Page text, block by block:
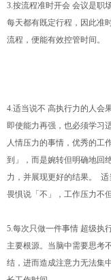
3.按流程准时开会 会议是职
每天都有既定行程，因此准
流程，便能有效控管时间。
4.适当说不 高执行力的人会
即使能力再强，也必须学习
人情压力的事情，优秀的工
到」，而是婉转但明确地回
力，并展现更好的结果。
畏惧说「不」，工作压力不
5.每次只做一件事情 超级执
主要根源。当脑中需要思考
结，进而造成注意力无法集